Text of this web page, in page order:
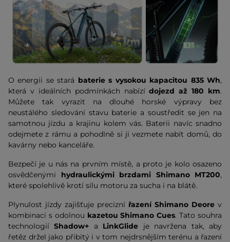
O energii se stará baterie s vysokou kapacitou 835 Wh,
která v ideálních podmínkách nabízídojezd až 180 km.
Můžete tak vyrazit na dlouhé horské výpravy bez
neustálého sledování stavu baterie a soustředit se jen na
samotnou jízdu a krajinu kolem vás. Baterii navíc snadno
odejmete z rámu a pohodlně si ji vezmete nabít domů, do
kavárny nebo kanceláře.
Bezpečí je u nás na prvním místě, a proto je kolo osazeno
osvědčenými hydraulickými brzdami Shimano MT200,
které spolehlivě krotí sílu motoru za sucha i na blátě.
Plynulost jízdy zajišťuje precizní řazení Shimano Deore v
kombinaci s odolnou kazetou Shimano Cues. Tato souhra
technologiíShadow+ a LinkGlide je navržena tak, aby
řetěz držel jako přibitý i v tom nejdrsnějším terénu a řazení